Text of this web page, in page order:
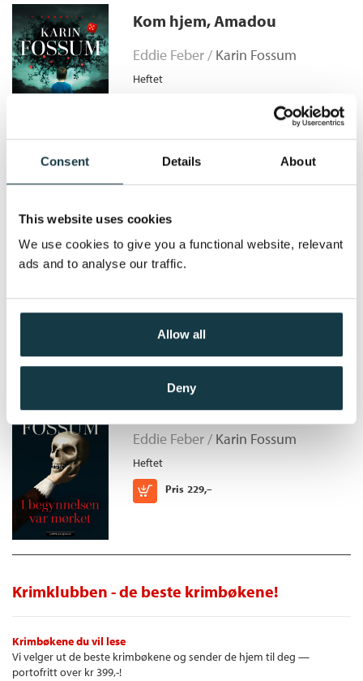
Consent Details About
This website uses cookies
We use cookies to give you a functional website, relevant
ads and to analyse our traffic.
Allow all
Deny
Serie:
Konrad Sejer
Serienummer:
med etterforsker Konrad Sejer. Den er spennende inntil det
uutholdelige, og den preges sterkt av det som er blitt
forfatterens varemerke; viljen til å forstå det kompliserte
grunnlaget for menneskenes handlinger, inkludert pedofili.
Den som elsker noe annet
Bokmål Ebok
Kom hjem, Amadou
Eddie Feber / Karin Fossum
Heftet
Helvetesilden
Konrad Sejer /Karin Fossum
Heftet
Kjøp
Eddie Feber / Karin Fossum
Heftet
Pris 229,–
Kjøp
Krimklubben - de beste krimbøkene!
Krimbøkene du vil lese
Vi velger ut de beste krimbøkene og sender de hjem til deg —
portofritt over kr 399,-!